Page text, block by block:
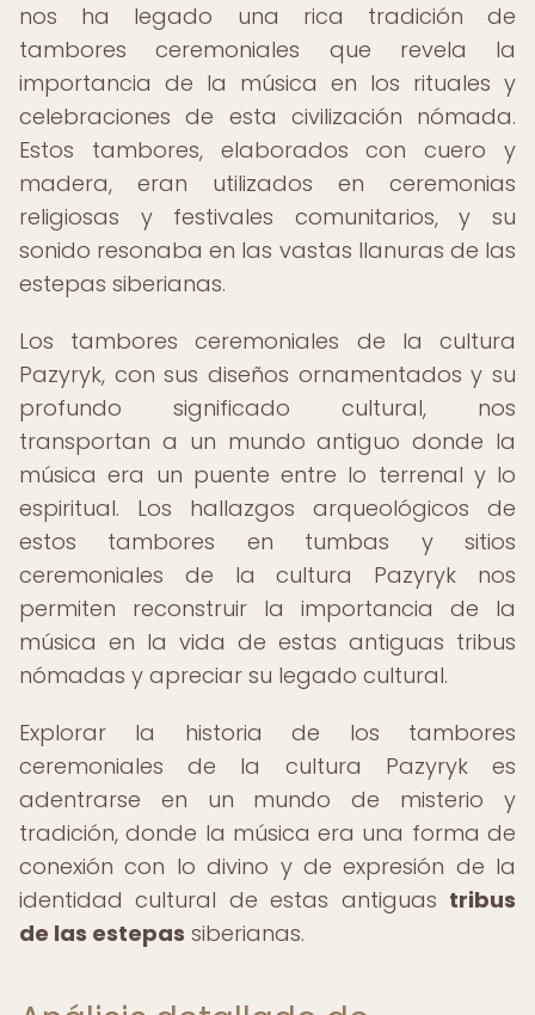
nos ha legado una rica tradición de
tambores ceremoniales que revela la
importancia de la música en los rituales y
celebraciones de esta civilización nómada.
Estos tambores, elaborados con cuero y
madera, eran utilizados en ceremonias
religiosas y festivales comunitarios, y su
sonido resonaba en las vastas llanuras de las
estepas siberianas.
Los tambores ceremoniales de la cultura
Pazyryk, con sus diseños ornamentados y su
profundo significado cultural, nos
transportan a un mundo antiguo donde la
música era un puente entre lo terrenal y lo
espiritual. Los hallazgos arqueológicos de
estos tambores en tumbas y sitios
ceremoniales de la cultura Pazyryk nos
permiten reconstruir la importancia de la
música en la vida de estas antiguas tribus
nómadas y apreciar su legado cultural.
Explorar la historia de los tambores
ceremoniales de la cultura Pazyryk es
adentrarse en un mundo de misterio y
tradición, donde la música era una forma de
conexión con lo divino y de expresión de la
identidad cultural de estas antiguas tribus
de las estepas siberianas.